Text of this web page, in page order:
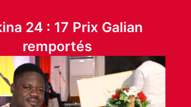
24 : 17 Prix Galian
remportés